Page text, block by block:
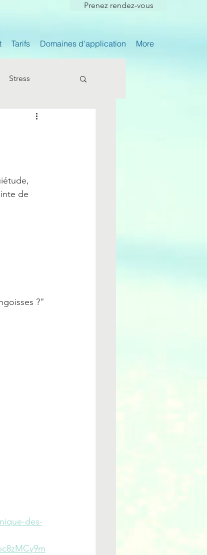
Prenez rendez-vous
Tarifs Domaines d'application More
Stress
de
?"
des-